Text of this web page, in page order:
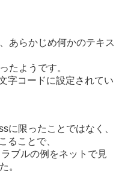
あらかじめ何かのテキス
たようです。
字コードに設定されてい
に限ったことではなく、
ることで、
ブルの例をネットで見
。